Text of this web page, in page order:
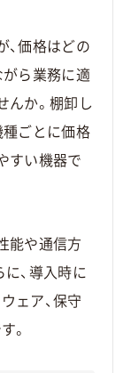
、価格はどの
がら業務に適
んか。棚卸し
種ごとに価格
すい機器で
能や通信方
、導入時に
ェア、保守
。